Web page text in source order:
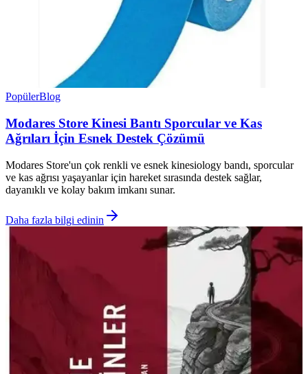
PopülerBlog
Modares Store Kinesi Bantı Sporcular ve Kas
Ağrıları İçin Esnek Destek Çözümü
Modares Store'un çok renkli ve esnek kinesiology bandı, sporcular
ve kas ağrısı yaşayanlar için hareket sırasında destek sağlar,
dayanıklı ve kolay bakım imkanı sunar.
Daha fazla bilgi edinin